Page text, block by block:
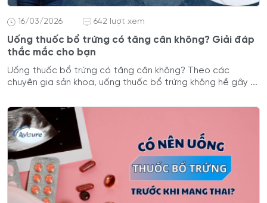
16/03/2026 642 lượt xem
Uống thuốc bổ trứng có tăng cân không? Giải đáp
thắc mắc cho bạn
Uống thuốc bổ trứng có tăng cân không? Theo các
chuyên gia sản khoa, uống thuốc bổ trứng không hề gây ...